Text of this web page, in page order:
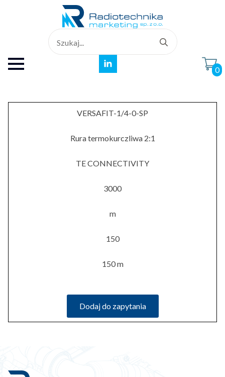
for:
0
VERSAFIT-1/4-0-SP
Rura termokurczliwa 2:1
TE CONNECTIVITY
3000
m
150
150 m
Dodaj do zapytania